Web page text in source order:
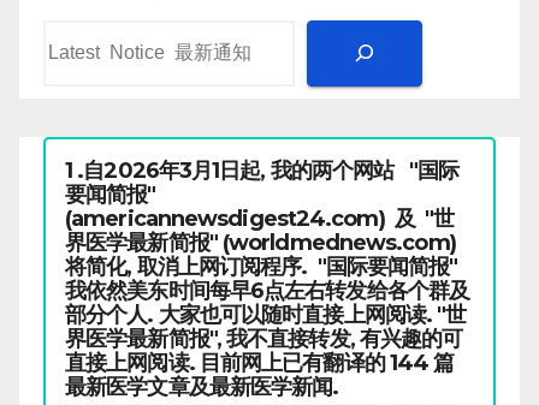
1 .自2026年3月1日起, 我的两个网站 "国际
要闻简报"
(americannewsdigest24.com) 及 "世
界医学最新简报" (worldmednews.com)
将简化, 取消上网订阅程序. "国际要闻简报"
我依然美东时间每早6点左右转发给各个群及
部分个人. 大家也可以随时直接上网阅读. "世
界医学最新简报", 我不直接转发, 有兴趣的可
直接上网阅读. 目前网上已有翻译的 144 篇
最新医学文章及最新医学新闻.